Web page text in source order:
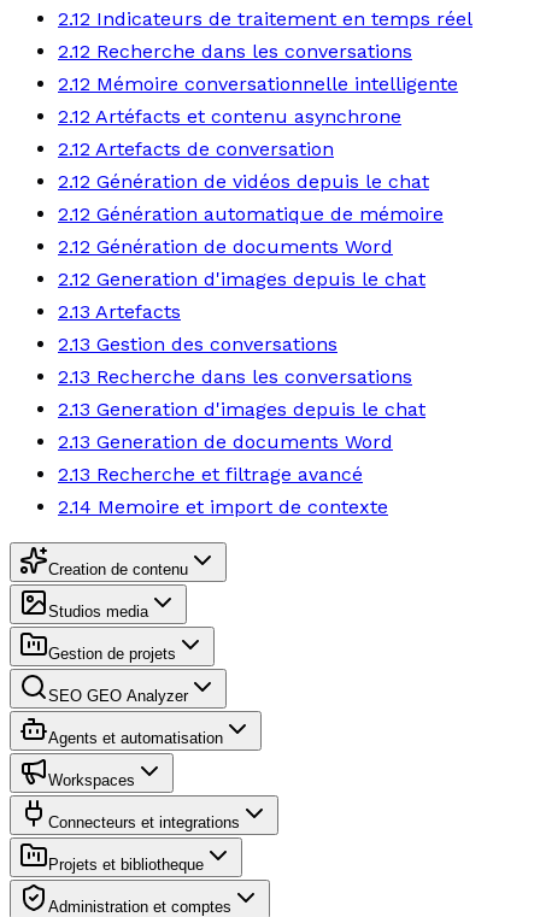
2.12 Indicateurs de traitement en temps réel
2.12 Recherche dans les conversations
2.12 Mémoire conversationnelle intelligente
2.12 Artéfacts et contenu asynchrone
2.12 Artefacts de conversation
2.12 Génération de vidéos depuis le chat
2.12 Génération automatique de mémoire
2.12 Génération de documents Word
2.12 Generation d'images depuis le chat
2.13 Artefacts
2.13 Gestion des conversations
2.13 Recherche dans les conversations
2.13 Generation d'images depuis le chat
2.13 Generation de documents Word
2.13 Recherche et filtrage avancé
2.14 Memoire et import de contexte
Creation de contenu
Studios media
Gestion de projets
SEO GEO Analyzer
Agents et automatisation
Workspaces
Connecteurs et integrations
Projets et bibliotheque
Administration et comptes